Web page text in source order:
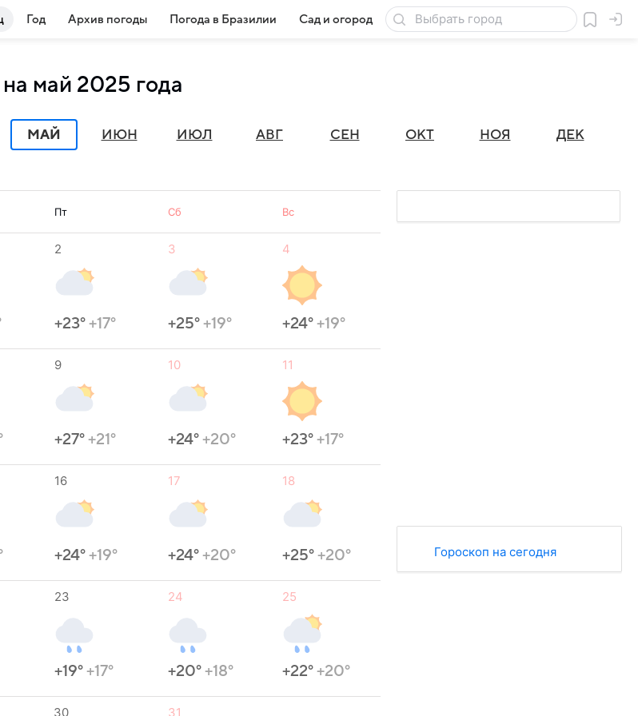
Год Архив погоды Погода в Бразилии Сад и огород Товары для дачи
май 2025 года
МАЙ ИЮН ИЮЛ АВГ СЕН ОКТ НОЯ ДЕК
Пт Сб Вс
2
+23°+17°
3
+25°+19°
4
+24°+19°
9
+27°+21°
10
+24°+20°
11
+23°+17°
16
+24°+19°
17
+24°+20°
18
+25°+20°
23
+19°+17°
24
+20°+18°
25
+22°+20°
30 31
Гороскоп на сегодня